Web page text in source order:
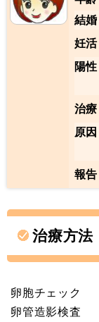
結婚
妊活
陽性
治療
原因
報告
治療方法
卵胞チェック
卵管造影検査